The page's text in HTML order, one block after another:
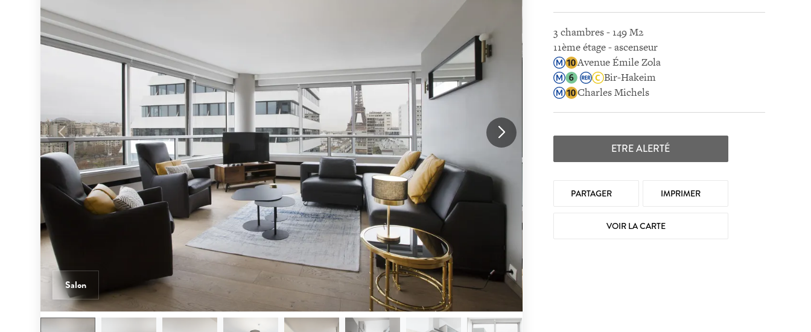
Salon
3 chambres - 149 M2
11ème étage - ascenseur
Avenue Émile Zola
Bir-Hakeim
Charles Michels
ETRE ALERTÉ
PARTAGER IMPRIMER
VOIR LA CARTE